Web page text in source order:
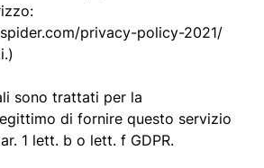
privacy-policy-2021/
sono trattati per la
di fornire questo servizio
1 lett. b o lett. f GDPR.